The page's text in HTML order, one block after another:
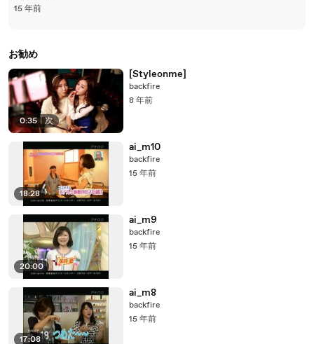
15 年前
お勧め
0:35 | 次
[Styleonme]
backfire
8 年前
18:28
ai_m10
backfire
15 年前
20:00
ai_m9
backfire
15 年前
17:08
ai_m8
backfire
15 年前